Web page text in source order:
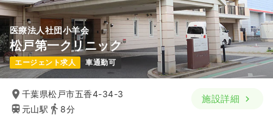
気になる 詳細を見る
オペ室(手術室)正看護師 一般病院
2交代（常勤）
給与 32.8万円 /月 賞与5ヶ月
※経験3年の例
医療法人社団小羊会
松戸第一クリニック
エージェント求人 車通勤可
千葉県松戸市五香4-34-3
元山駅
8分
施設詳細